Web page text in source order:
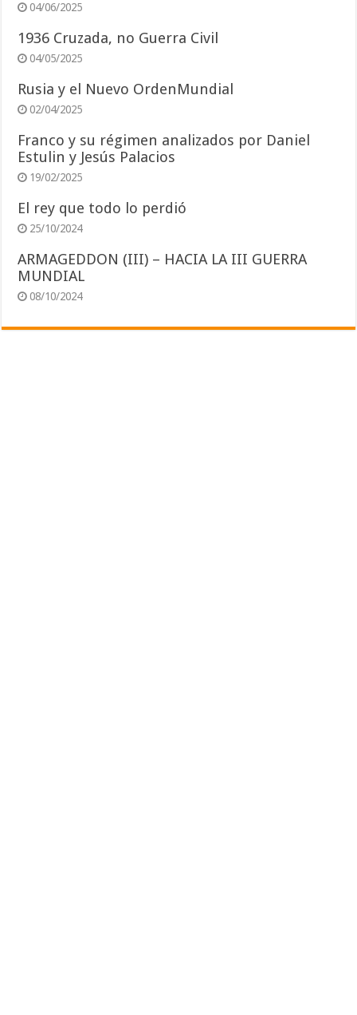
04/06/2025
1936 Cruzada, no Guerra Civil
04/05/2025
Rusia y el Nuevo OrdenMundial
02/04/2025
Franco y su régimen analizados por Daniel
Estulin y Jesús Palacios
19/02/2025
El rey que todo lo perdió
25/10/2024
ARMAGEDDON (III) – HACIA LA III GUERRA
MUNDIAL
08/10/2024